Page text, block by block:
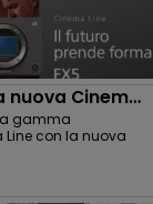
Sony presenta la nuova Cinema Line FX5: potenza...
gamma
con la nuova